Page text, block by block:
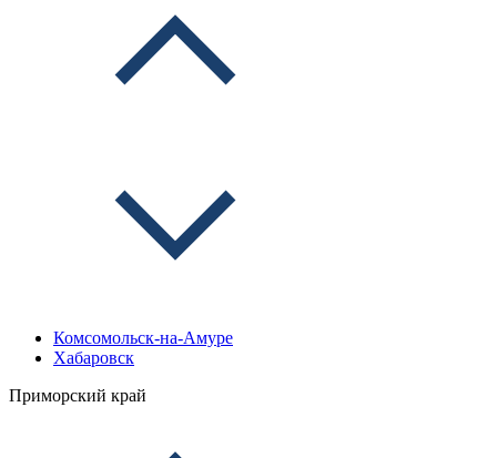
Комсомольск-на-Амуре
Хабаровск
Приморский край